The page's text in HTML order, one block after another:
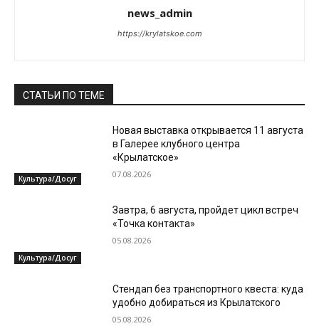
news_admin
https://krylatskoe.com
СТАТЬИ ПО ТЕМЕ
Культура/Досуг
Новая выставка открывается 11 августа
в Галерее клубного центра
«Крылатское»
07.08.2026
Культура/Досуг
Завтра, 6 августа, пройдет цикл встреч
«Точка контакта»
05.08.2026
Стендап без транспортного квеста: куда
удобно добираться из Крылатского
05.08.2026